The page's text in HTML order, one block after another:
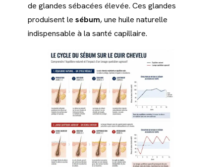
de glandes sébacées élevée. Ces glandes
produisent le sébum, une huile naturelle
indispensable à la santé capillaire.